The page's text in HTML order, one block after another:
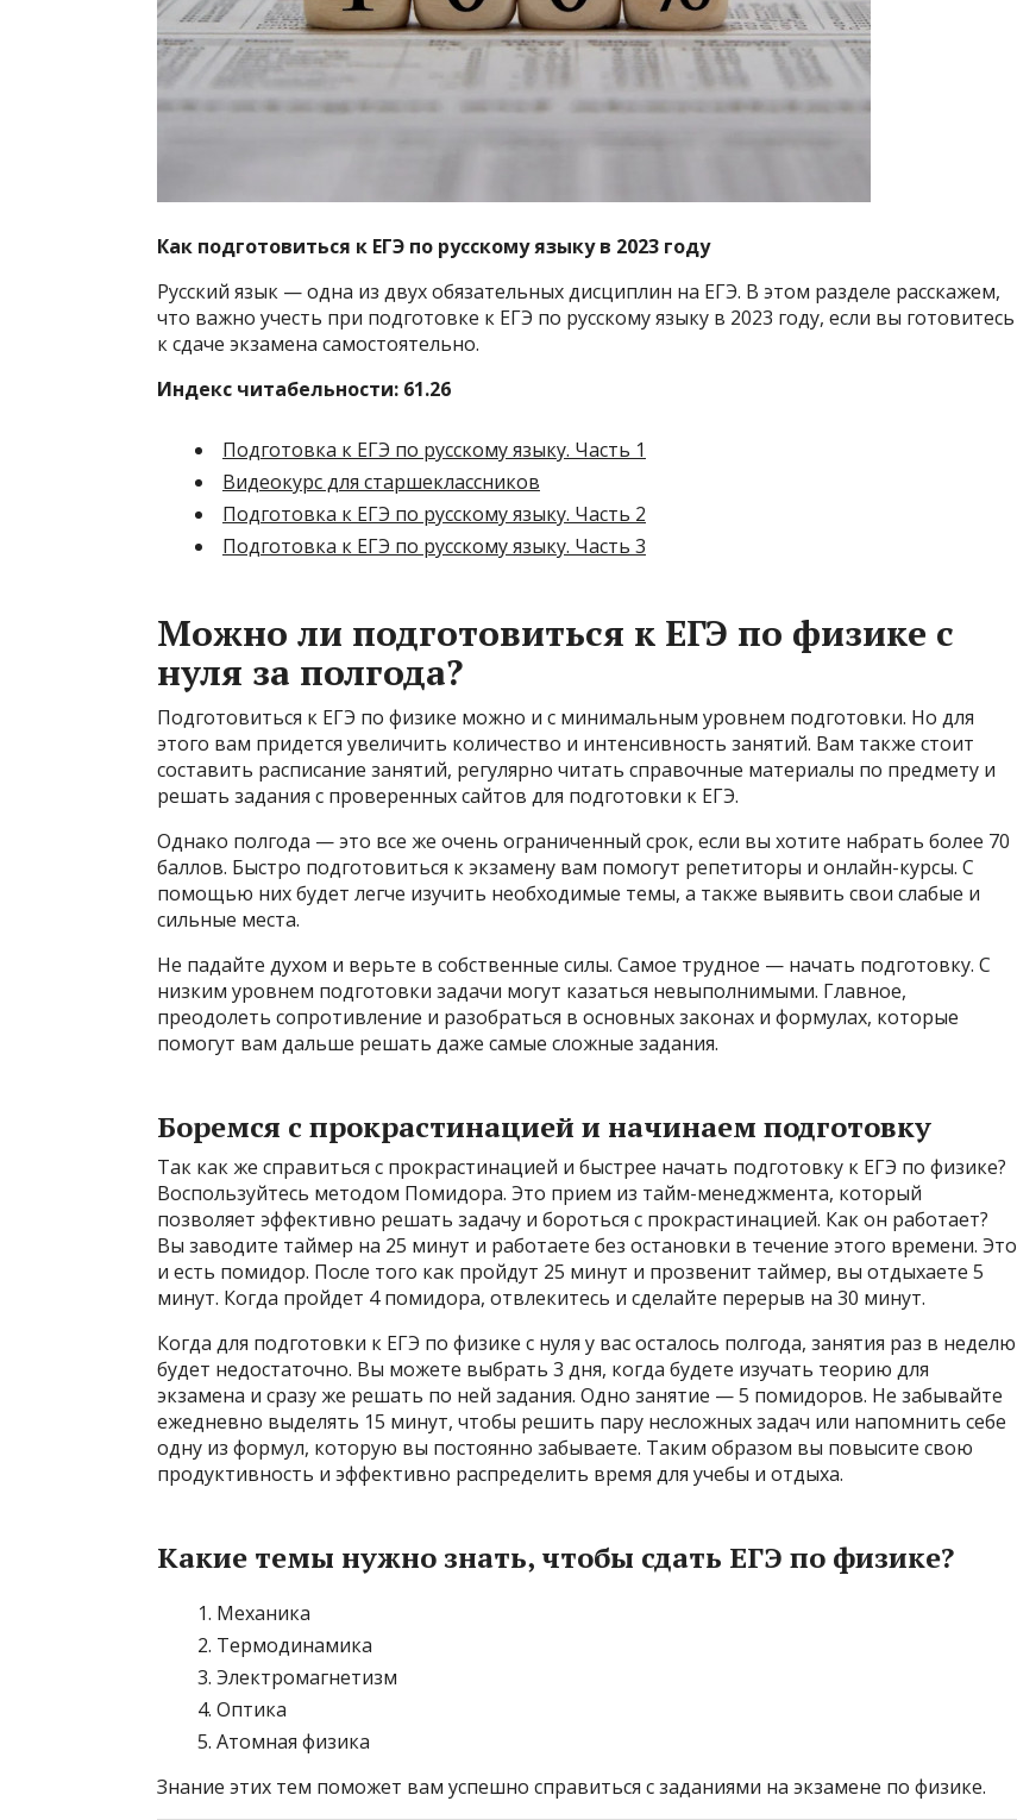
Как подготовиться к ЕГЭ по русскому языку в 2023 году
Русский язык — одна из двух обязательных дисциплин на ЕГЭ. В этом разделе расскажем,
что важно учесть при подготовке к ЕГЭ по русскому языку в 2023 году, если вы готовитесь
к сдаче экзамена самостоятельно.
Индекс читабельности: 61.26
Подготовка к ЕГЭ по русскому языку. Часть 1
Видеокурс для старшеклассников
Подготовка к ЕГЭ по русскому языку. Часть 2
Подготовка к ЕГЭ по русскому языку. Часть 3
Можно ли подготовиться к ЕГЭ по физике с
нуля за полгода?
Подготовиться к ЕГЭ по физике можно и с минимальным уровнем подготовки. Но для
этого вам придется увеличить количество и интенсивность занятий. Вам также стоит
составить расписание занятий, регулярно читать справочные материалы по предмету и
решать задания с проверенных сайтов для подготовки к ЕГЭ.
Однако полгода — это все же очень ограниченный срок, если вы хотите набрать более 70
баллов. Быстро подготовиться к экзамену вам помогут репетиторы и онлайн-курсы. С
помощью них будет легче изучить необходимые темы, а также выявить свои слабые и
сильные места.
Не падайте духом и верьте в собственные силы. Самое трудное — начать подготовку. С
низким уровнем подготовки задачи могут казаться невыполнимыми. Главное,
преодолеть сопротивление и разобраться в основных законах и формулах, которые
помогут вам дальше решать даже самые сложные задания.
Боремся с прокрастинацией и начинаем подготовку
Так как же справиться с прокрастинацией и быстрее начать подготовку к ЕГЭ по физике?
Воспользуйтесь методом Помидора. Это прием из тайм-менеджмента, который
позволяет эффективно решать задачу и бороться с прокрастинацией. Как он работает?
Вы заводите таймер на 25 минут и работаете без остановки в течение этого времени. Это
и есть помидор. После того как пройдут 25 минут и прозвенит таймер, вы отдыхаете 5
минут. Когда пройдет 4 помидора, отвлекитесь и сделайте перерыв на 30 минут.
Когда для подготовки к ЕГЭ по физике с нуля у вас осталось полгода, занятия раз в неделю
будет недостаточно. Вы можете выбрать 3 дня, когда будете изучать теорию для
экзамена и сразу же решать по ней задания. Одно занятие — 5 помидоров. Не забывайте
ежедневно выделять 15 минут, чтобы решить пару несложных задач или напомнить себе
одну из формул, которую вы постоянно забываете. Таким образом вы повысите свою
продуктивность и эффективно распределить время для учебы и отдыха.
Какие темы нужно знать, чтобы сдать ЕГЭ по физике?
Механика
Термодинамика
Электромагнетизм
Оптика
Атомная физика
Знание этих тем поможет вам успешно справиться с заданиями на экзамене по физике.